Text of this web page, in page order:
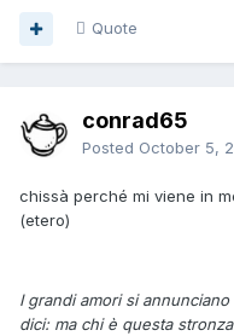
Quote
conrad65
Posted October 5,
chissà perché mi viene in
(etero)
I grandi amori si
dici: ma chi è questa